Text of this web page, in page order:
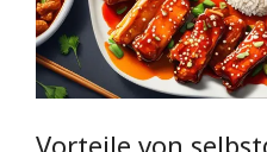
Vorteile von